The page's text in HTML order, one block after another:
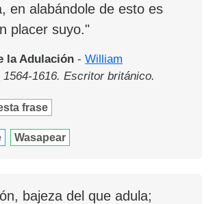
en alabándole de esto es
placer suyo."
la Adulación -William
1564-1616. Escritor británico.
frase
Wasapear
bajeza del que adula;